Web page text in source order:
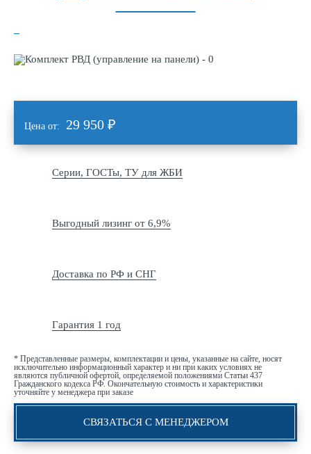
Цена от: 29 950 ₽
Серии, ГОСТы, ТУ для ЖБИ
Выгодный лизинг от 6,9%
Доставка по РФ и СНГ
Гарантия 1 год
* Представленные размеры, комплектации и цены, указанные на сайте, носят
исключительно информационный характер и ни при каких условиях не
являются публичной офертой, определяемой положениями Статьи 437
Гражданского кодекса РФ. Окончательную стоимость и характеристики
уточняйте у менеджера при заказе
СВЯЗАТЬСЯ С МЕНЕДЖЕРОМ